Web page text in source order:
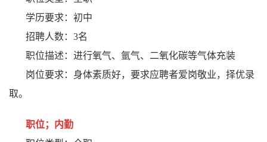
学历要求：初中
招聘人数：3名
职位描述：进行氧气、氩气、二氧化碳等气体充装
岗位要求：身体素质好，要求应聘者爱岗敬业，择优录
取。
职位；内勤